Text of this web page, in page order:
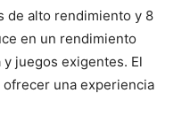
de alto rendimiento y 8
en un rendimiento
juegos exigentes. El
ofrecer una experiencia